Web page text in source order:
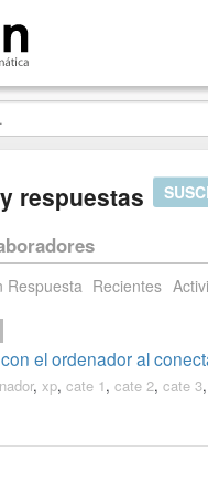
respuestas
Respuesta Recientes
el ordenador al
, xp, cate 1, cate 2, cate 3,